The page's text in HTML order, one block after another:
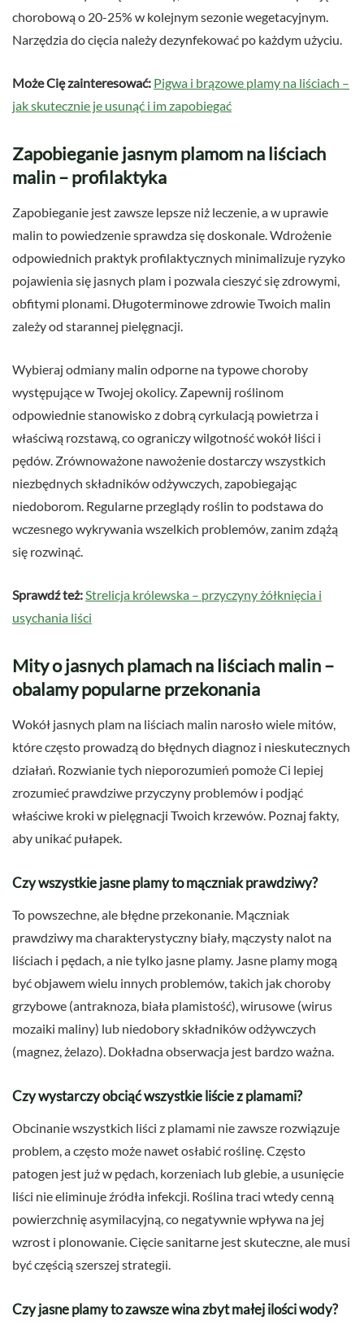
chorobową o 20-25% w kolejnym sezonie wegetacyjnym.
Narzędzia do cięcia należy dezynfekować po każdym użyciu.
Może Cię zainteresować: Pigwa i brązowe plamy na liściach –
jak skutecznie je usunąć i im zapobiegać
Zapobieganie jasnym plamom na liściach
malin – profilaktyka
Zapobieganie jest zawsze lepsze niż leczenie, a w uprawie
malin to powiedzenie sprawdza się doskonale. Wdrożenie
odpowiednich praktyk profilaktycznych minimalizuje ryzyko
pojawienia się jasnych plam i pozwala cieszyć się zdrowymi,
obfitymi plonami. Długoterminowe zdrowie Twoich malin
zależy od starannej pielęgnacji.
Wybieraj odmiany malin odporne na typowe choroby
występujące w Twojej okolicy. Zapewnij roślinom
odpowiednie stanowisko z dobrą cyrkulacją powietrza i
właściwą rozstawą, co ograniczy wilgotność wokół liści i
pędów. Zrównoważone nawożenie dostarczy wszystkich
niezbędnych składników odżywczych, zapobiegając
niedoborom. Regularne przeglądy roślin to podstawa do
wczesnego wykrywania wszelkich problemów, zanim zdążą
się rozwinąć.
Sprawdź też: Strelicja królewska – przyczyny żółknięcia i
usychania liści
Mity o jasnych plamach na liściach malin –
obalamy popularne przekonania
Wokół jasnych plam na liściach malin narosło wiele mitów,
które często prowadzą do błędnych diagnoz i nieskutecznych
działań. Rozwianie tych nieporozumień pomoże Ci lepiej
zrozumieć prawdziwe przyczyny problemów i podjąć
właściwe kroki w pielęgnacji Twoich krzewów. Poznaj fakty,
aby unikać pułapek.
Czy wszystkie jasne plamy to mączniak prawdziwy?
To powszechne, ale błędne przekonanie. Mączniak
prawdziwy ma charakterystyczny biały, mączysty nalot na
liściach i pędach, a nie tylko jasne plamy. Jasne plamy mogą
być objawem wielu innych problemów, takich jak choroby
grzybowe (antraknoza, biała plamistość), wirusowe (wirus
mozaiki maliny) lub niedobory składników odżywczych
(magnez, żelazo). Dokładna obserwacja jest bardzo ważna.
Czy wystarczy obciąć wszystkie liście z plamami?
Obcinanie wszystkich liści z plamami nie zawsze rozwiązuje
problem, a często może nawet osłabić roślinę. Często
patogen jest już w pędach, korzeniach lub glebie, a usunięcie
liści nie eliminuje źródła infekcji. Roślina traci wtedy cenną
powierzchnię asymilacyjną, co negatywnie wpływa na jej
wzrost i plonowanie. Cięcie sanitarne jest skuteczne, ale musi
być częścią szerszej strategii.
Czy jasne plamy to zawsze wina zbyt małej ilości wody?